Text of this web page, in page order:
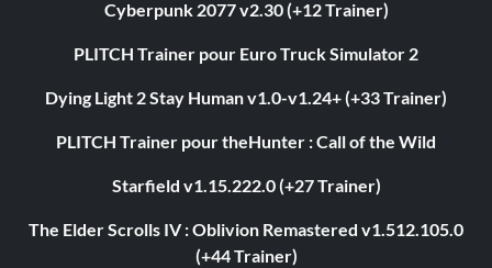
Cyberpunk 2077 v2.30 (+12 Trainer)
PLITCH Trainer pour Euro Truck Simulator 2
Dying Light 2 Stay Human v1.0-v1.24+ (+33 Trainer)
PLITCH Trainer pour theHunter : Call of the Wild
Starfield v1.15.222.0 (+27 Trainer)
The Elder Scrolls IV : Oblivion Remastered v1.512.105.0
(+44 Trainer)